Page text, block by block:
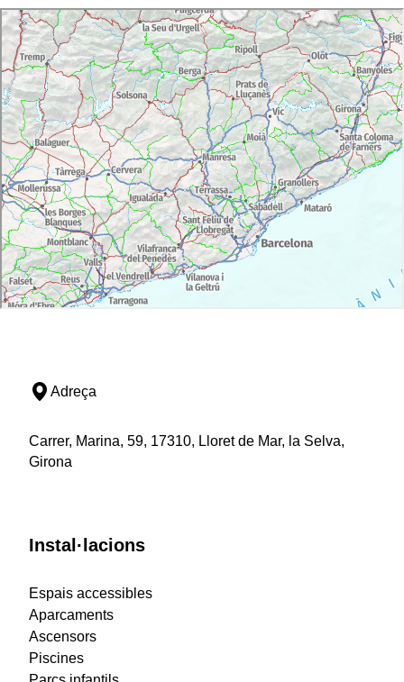
Adreça
Carrer, Marina, 59, 17310, Lloret de Mar, la Selva,
Girona
Instal·lacions
Espais accessibles
Aparcaments
Ascensors
Piscines